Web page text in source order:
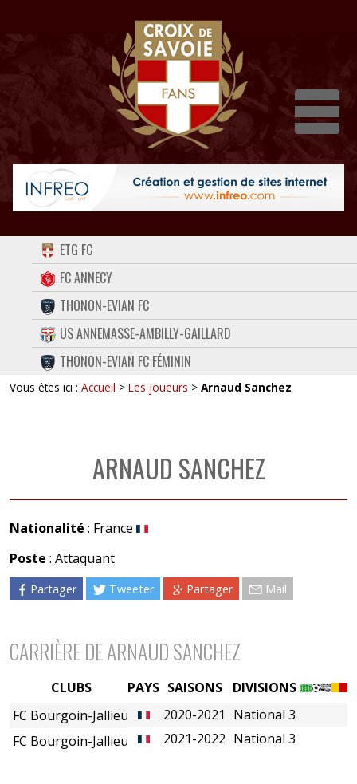
ACCUEIL
FORUM
CONTACT
FACEBOOK
TWITTER
ETG FC
FC ANNECY
THONON-EVIAN FC
US ANNEMASSE-AMBILLY-GAILLARD
THONON-EVIAN FC FÉMININ
Vous êtes ici : Accueil > Les joueurs > Arnaud Sanchez
ARNAUD SANCHEZ
Nationalité : France
Poste : Attaquant
Partager Tweeter Partager Mail
CARRIÈRE DE ARNAUD SANCHEZ
PAYS SAISONS
DIVISIONS
2020-2021
National 3
2021-2022 National 3
CLUBS
FC Bourgoin-Jallieu
FC Bourgoin-Jallieu